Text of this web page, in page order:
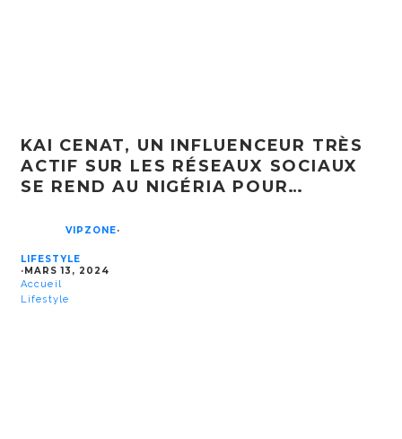
KAI CENAT, UN INFLUENCEUR TRÈS
ACTIF SUR LES RÉSEAUX SOCIAUX
SE REND AU NIGÉRIA POUR…
VIPZONE·
LIFESTYLE
·MARS 13, 2024
Accueil
Lifestyle